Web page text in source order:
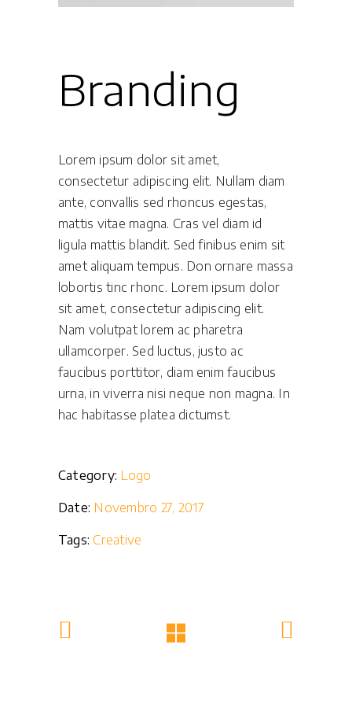
Branding
Lorem ipsum dolor sit amet,
consectetur adipiscing elit. Nullam diam
ante, convallis sed rhoncus egestas,
mattis vitae magna. Cras vel diam id
ligula mattis blandit. Sed finibus enim sit
amet aliquam tempus. Don ornare massa
lobortis tinc rhonc. Lorem ipsum dolor
sit amet, consectetur adipiscing elit.
Nam volutpat lorem ac pharetra
ullamcorper. Sed luctus, justo ac
faucibus porttitor, diam enim faucibus
urna, in viverra nisi neque non magna. In
hac habitasse platea dictumst.
Category: Logo
Date: Novembro 27, 2017
Tags: Creative